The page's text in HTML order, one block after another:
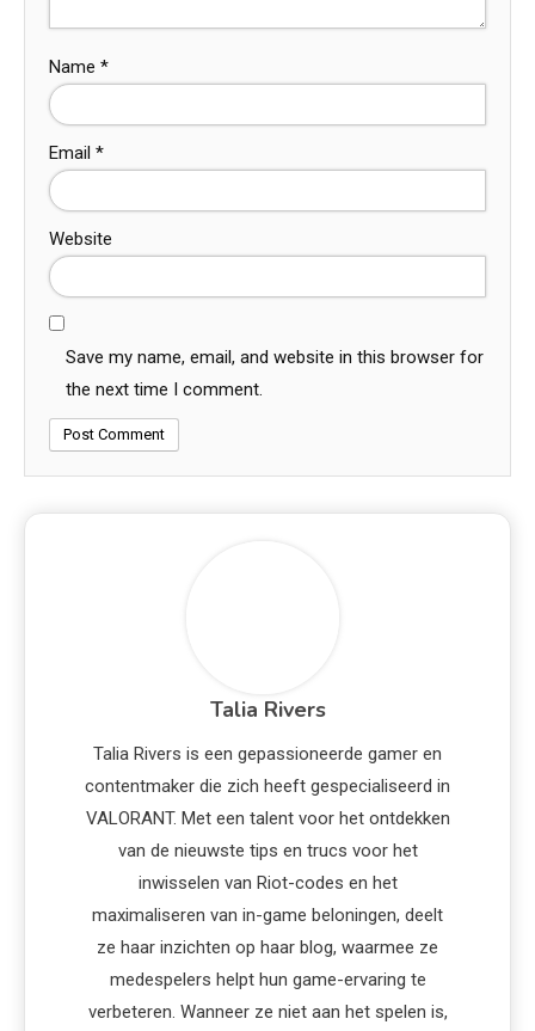
Name *
Email *
Website
Save my name, email, and website in this browser for
the next time I comment.
Talia Rivers
Talia Rivers is een gepassioneerde gamer en
contentmaker die zich heeft gespecialiseerd in
VALORANT. Met een talent voor het ontdekken
van de nieuwste tips en trucs voor het
inwisselen van Riot-codes en het
maximaliseren van in-game beloningen, deelt
ze haar inzichten op haar blog, waarmee ze
medespelers helpt hun game-ervaring te
verbeteren. Wanneer ze niet aan het spelen is,